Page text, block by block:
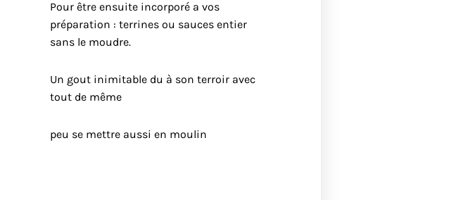
Pour être ensuite incorporé a vos
préparation : terrines ou sauces entier
sans le moudre.
Un gout inimitable du à son terroir avec
tout de même
peu se mettre aussi en moulin